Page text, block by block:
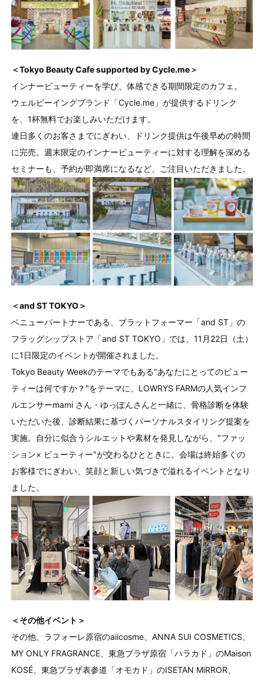
＜Tokyo Beauty Cafe supported by Cycle.me＞
インナービューティーを学び、体感できる期間限定のカフェ。
ウェルビーイングブランド「Cycle.me」が提供するドリンク
を、1杯無料でお楽しみいただけます。
連日多くのお客さまでにぎわい、ドリンク提供は午後早めの時間
に完売。週末限定のインナービューティーに対する理解を深める
セミナーも、予約が即満席になるなど、ご注目いただきました。
＜and ST TOKYO＞
ベニューパートナーである、プラットフォーマー「and ST」の
フラッグシップストア「and ST TOKYO」では、11月22日（土）
に1日限定のイベントが開催されました。
Tokyo Beauty Weekのテーマでもある"あなたにとってのビュー
ティーは何ですか？"をテーマに、LOWRYS FARMの人気インフ
ルエンサーmami さん・ゆっぽんさんと一緒に、骨格診断を体験
いただいた後、診断結果に基づくパーソナルスタイリング提案を
実施。自分に似合うシルエットや素材を発見しながら、"ファッ
ション× ビューティー"が交わるひとときに。会場は終始多くの
お客様でにぎわい、笑顔と新しい気づきで溢れるイベントとなり
ました。
＜その他イベント＞
その他、ラフォーレ原宿のaiicosme、ANNA SUI COSMETICS、
MY ONLY FRAGRANCE、東急プラザ原宿「ハラカド」のMaison
KOSÉ、東急プラザ表参道「オモカド」のISETAN MiRROR、